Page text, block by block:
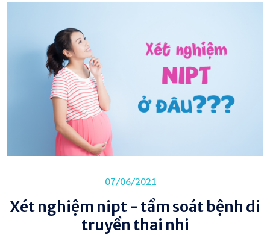
07/06/2021
Xét nghiệm nipt - tầm soát bệnh di
truyền thai nhi